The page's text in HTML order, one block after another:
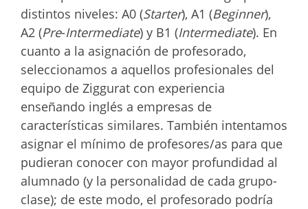
distintos niveles: A0 (Starter), A1 (Beginner),
A2 (Pre-Intermediate) y B1 (Intermediate). En
cuanto a la asignación de profesorado,
seleccionamos a aquellos profesionales del
equipo de Ziggurat con experiencia
enseñando inglés a empresas de
características similares. También intentamos
asignar el mínimo de profesores/as para que
pudieran conocer con mayor profundidad al
alumnado (y la personalidad de cada grupo-
clase); de este modo, el profesorado podría